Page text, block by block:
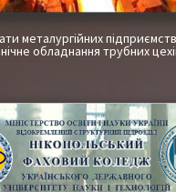
металургійних
обладнання трубних